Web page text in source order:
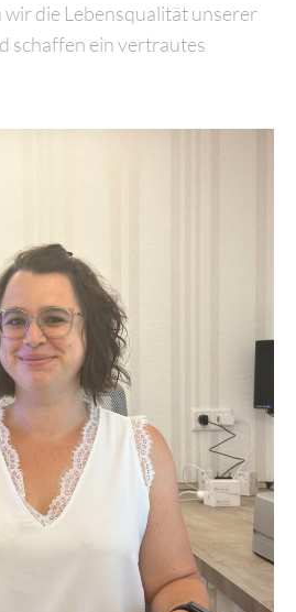
die Lebensqualität unserer
schaffen ein vertrautes